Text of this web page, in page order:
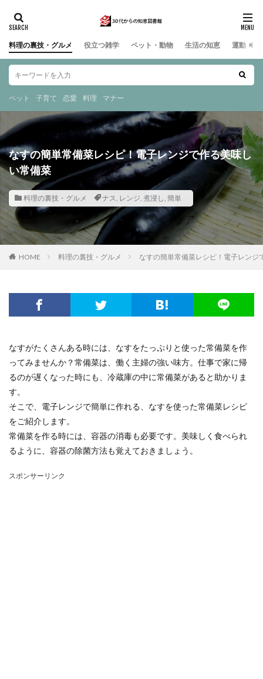
料理の裏技・グルメ 役立つ雑学 ペット・動物 生活の知恵 運動・ス
ペット 子育て 恋愛 料理 マナー
なすの簡単常備菜レシピ！電子レンジで作る美味し
い常備菜
料理の裏技・グルメ ナス, レンジ, 煮浸し, 簡単
HOME 料理の裏技・グルメ なすの簡単常備菜レシピ！電子レンジ
なすがたくさんある時には、なすをたっぷりと使った常備菜を作
ってみませんか？常備菜は、働く主婦の強い味方。仕事で家に帰
るのが遅くなった時にも、冷蔵庫の中に常備菜があると助かりま
す。
そこで、電子レンジで簡単に作れる、なすを使った常備菜レシピ
をご紹介します。
常備菜を作る時には、容器の消毒も必要です。美味しく食べられ
るように、容器の除菌方法も覚えておきましょう。
スポンサーリンク